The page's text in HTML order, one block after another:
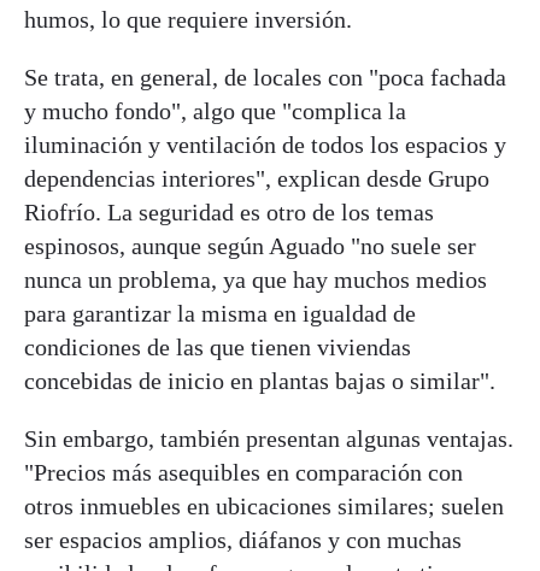
humos, lo que requiere inversión.
Se trata, en general, de locales con "poca fachada
y mucho fondo", algo que "complica la
iluminación y ventilación de todos los espacios y
dependencias interiores", explican desde Grupo
Riofrío. La seguridad es otro de los temas
espinosos, aunque según Aguado "no suele ser
nunca un problema, ya que hay muchos medios
para garantizar la misma en igualdad de
condiciones de las que tienen viviendas
concebidas de inicio en plantas bajas o similar".
Sin embargo, también presentan algunas ventajas.
"Precios más asequibles en comparación con
otros inmuebles en ubicaciones similares; suelen
ser espacios amplios, diáfanos y con muchas